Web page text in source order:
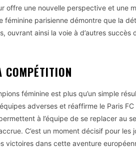
offre une nouvelle perspective et une
féminine parisienne démontre que la
ainsi la voie à d’autres succès
féminine est plus qu’un simple
adverses et réaffirme le Paris
à l’équipe de se replacer au
C’est un moment décisif pour les
victoires dans cette aventure